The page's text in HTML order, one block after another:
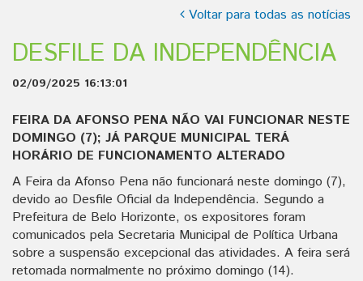
Voltar para todas as notícias
DESFILE DA INDEPENDÊNCIA
02/09/2025 16:13:01
FEIRA DA AFONSO PENA NÃO VAI FUNCIONAR NESTE
DOMINGO (7); JÁ PARQUE MUNICIPAL TERÁ
HORÁRIO DE FUNCIONAMENTO ALTERADO
A Feira da Afonso Pena não funcionará neste domingo (7),
devido ao Desfile Oficial da Independência. Segundo a
Prefeitura de Belo Horizonte, os expositores foram
comunicados pela Secretaria Municipal de Política Urbana
sobre a suspensão excepcional das atividades. A feira será
retomada normalmente no próximo domingo (14).